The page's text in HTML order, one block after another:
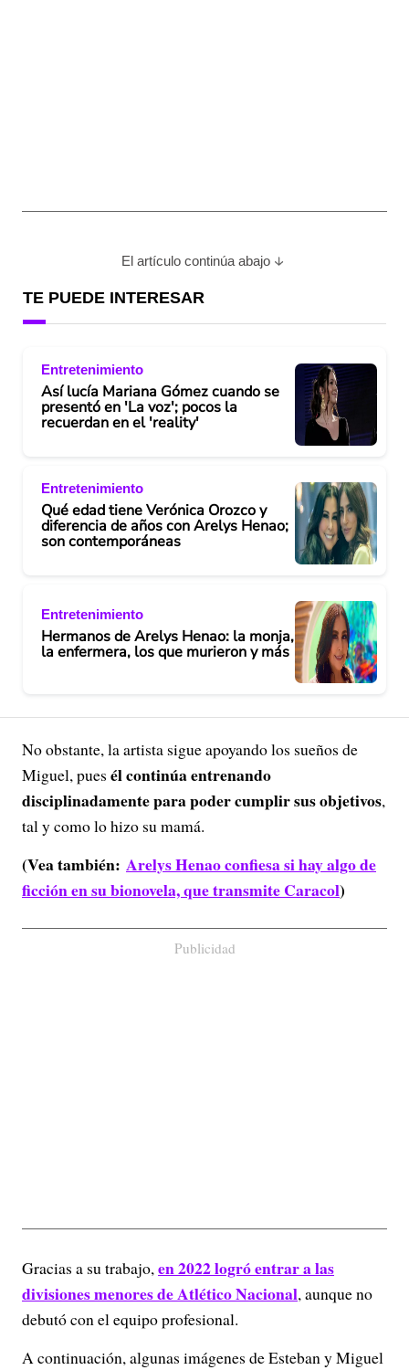
El artículo continúa abajo
TE PUEDE INTERESAR
Entretenimiento
Así lucía Mariana Gómez cuando se
presentó en 'La voz'; pocos la
recuerdan en el 'reality'
Entretenimiento
Qué edad tiene Verónica Orozco y
diferencia de años con Arelys Henao;
son contemporáneas
Entretenimiento
Hermanos de Arelys Henao: la monja,
la enfermera, los que murieron y más
No obstante, la artista sigue apoyando los sueños de
Miguel, pues él continúa entrenando
disciplinadamente para poder cumplir sus objetivos,
tal y como lo hizo su mamá.
(Vea también: Arelys Henao confiesa si hay algo de
ficción en su bionovela, que transmite Caracol)
Publicidad
Gracias a su trabajo,en 2022 logró entrar a las
divisiones menores de Atlético Nacional, aunque no
debutó con el equipo profesional.
A continuación, algunas imágenes de Esteban y Miguel